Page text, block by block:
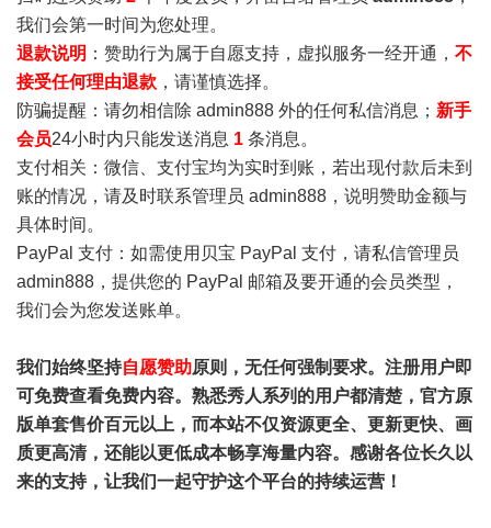
我们会第一时间为您处理。
退款说明 ：赞助行为属于自愿支持，虚拟服务一经开通， 不
接受任何理由退款 ，请谨慎选择。
防骗提醒：请勿相信除 admin888 外的任何私信消息； 新手
会员24小时内只能发送消息 1 条消息。
支付相关：微信、支付宝均为实时到账，若出现付款后未到
账的情况，请及时联系管理员 admin888，说明赞助金额与
具体时间。
PayPal 支付：如需使用贝宝 PayPal 支付，请私信管理员
admin888，提供您的 PayPal 邮箱及要开通的会员类型，
我们会为您发送账单。
我们始终坚持自愿赞助原则，无任何强制要求。注册用户即
可免费查看免费内容。熟悉秀人系列的用户都清楚，官方原
版单套售价百元以上，而本站不仅资源更全、更新更快、画
质更高清，还能以更低成本畅享海量内容。感谢各位长久以
来的支持，让我们一起守护这个平台的持续运营！